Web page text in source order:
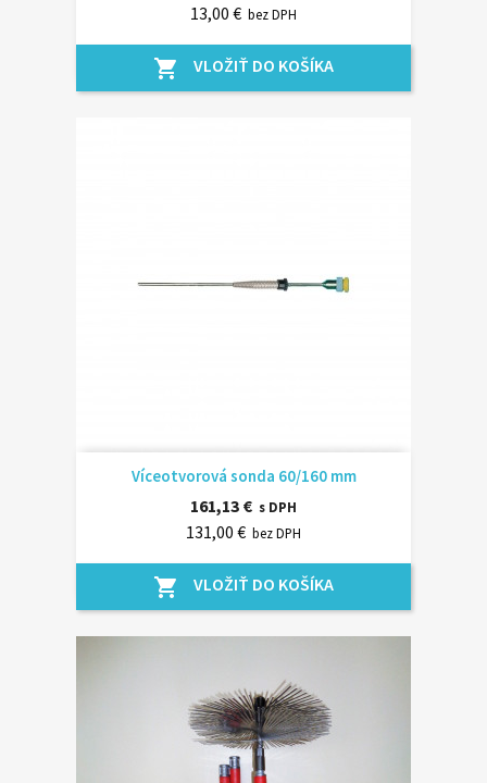
13,00 € bez DPH
shopping_cart VLOŽIŤ DO KOŠÍKA
Víceotvorová sonda 60/160 mm
161,13 € s DPH
131,00 € bez DPH
shopping_cart VLOŽIŤ DO KOŠÍKA